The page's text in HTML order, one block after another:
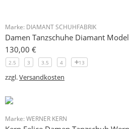
Marke: DIAMANT SCHUHFABRIK
130,00 €
2.5 3 3.5 4 13
zzgl.Versandkosten
Marke: WERNER KERN